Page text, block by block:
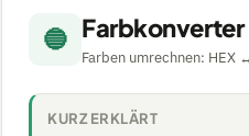
🔵 Farbkonverter
Farben umrechnen: HEX
KURZ ERKLÄRT